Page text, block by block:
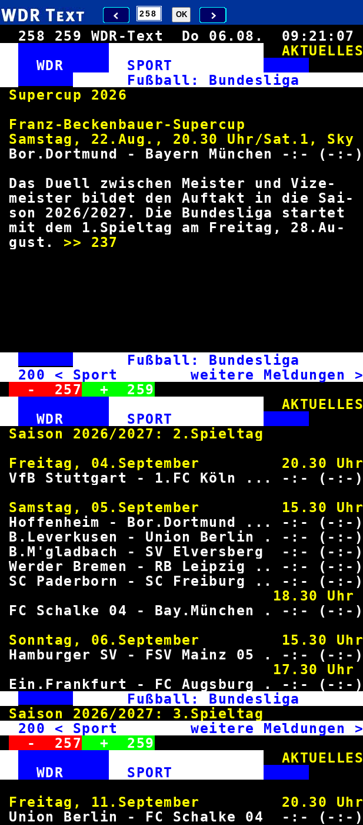
258 259 WDR-Text Do 06.08. 09:21:08
AKTUELLES
WDR
SPORT
Fußball: Bundesliga
Supercup 2026
Franz-Beckenbauer-Supercup
Samstag, 22.Aug., 20.30 Uhr/Sat.1, Sky
Bor.Dortmund - Bayern München -:- (-:-)
Das Duell zwischen Meister und Vize-
meister bildet den Auftakt in die Sai-
son 2026/2027. Die Bundesliga startet
mit dem 1.Spieltag am Freitag, 28.Au-
gust. >> 237
Fußball: Bundesliga
200 < Sport weitere Meldungen >
- 257 + 259
AKTUELLES
WDR
SPORT
Saison 2026/2027: 2.Spieltag
Freitag, 04.September 20.30 Uhr
VfB Stuttgart - 1.FC Köln ... -:- (-:-)
Samstag, 05.September 15.30 Uhr
Hoffenheim - Bor.Dortmund ... -:- (-:-)
B.Leverkusen - Union Berlin . -:- (-:-)
B.M'gladbach - SV Elversberg -:- (-:-)
Werder Bremen - RB Leipzig .. -:- (-:-)
SC Paderborn - SC Freiburg .. -:- (-:-)
18.30 Uhr
FC Schalke 04 - Bay.München . -:- (-:-)
Sonntag, 06.September 15.30 Uhr
Hamburger SV - FSV Mainz 05 . -:- (-:-)
17.30 Uhr
Ein.Frankfurt - FC Augsburg . -:- (-:-)
Fußball: Bundesliga
Saison 2026/2027: 3.Spieltag
200 < Sport weitere Meldungen >
- 257 + 259
AKTUELLES
WDR
SPORT
Freitag, 11.September 20.30 Uhr
Union Berlin - FC Schalke 04 -:- (-:-)